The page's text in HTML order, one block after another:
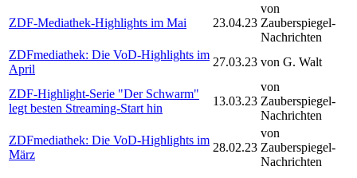
ZDF-Mediathek-Highlights im Mai 23.04.23
von
Zauberspiegel-
Nachrichten
ZDFmediathek: Die VoD-Highlights im
April
27.03.23 von G. Walt
ZDF-Highlight-Serie "Der Schwarm"
legt besten Streaming-Start hin
13.03.23
von
Zauberspiegel-
Nachrichten
ZDFmediathek: Die VoD-Highlights im
März
28.02.23
von
Zauberspiegel-
Nachrichten